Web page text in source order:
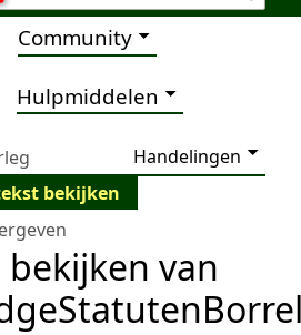
Community
Hulpmiddelen
Handelingen
bekijken
van